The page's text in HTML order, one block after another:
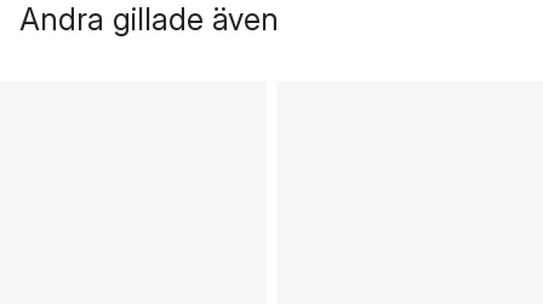
Andra gillade även